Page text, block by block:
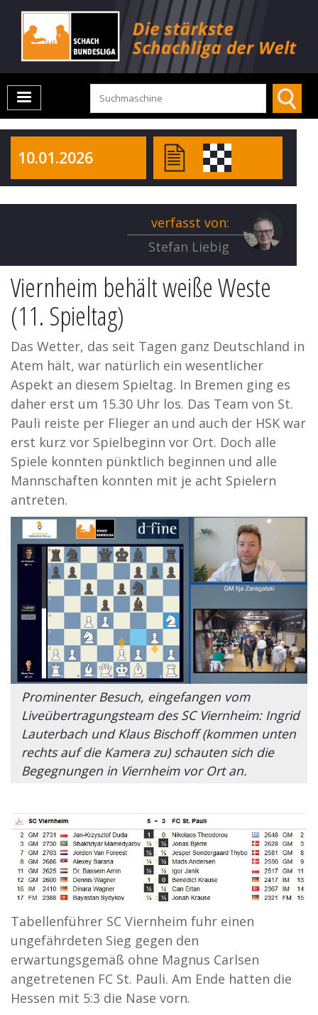
10.01.2026
verfasst von:
Stefan Liebig
Viernheim behält weiße Weste
(11. Spieltag)
Das Wetter, das seit Tagen ganz Deutschland in
Atem hält, war natürlich ein wesentlicher
Aspekt an diesem Spieltag. In Bremen ging es
daher erst um 15.30 Uhr los. Das Team von St.
Pauli reiste per Flieger an und auch der HSK war
erst kurz vor Spielbeginn vor Ort. Doch alle
Spiele konnten pünktlich beginnen und alle
Mannschaften konnten mit je acht Spielern
antreten.
Prominenter Besuch, eingefangen vom
Liveübertragungsteam des SC Viernheim: Ingrid
Lauterbach und Klaus Bischoff (kommen unten
rechts auf die Kamera zu) schauten sich die
Begegnungen in Viernheim vor Ort an.
Tabellenführer SC Viernheim fuhr einen
ungefährdeten Sieg gegen den
erwartungsgemäß ohne Magnus Carlsen
angetretenen FC St. Pauli. Am Ende hatten die
Hessen mit 5:3 die Nase vorn.